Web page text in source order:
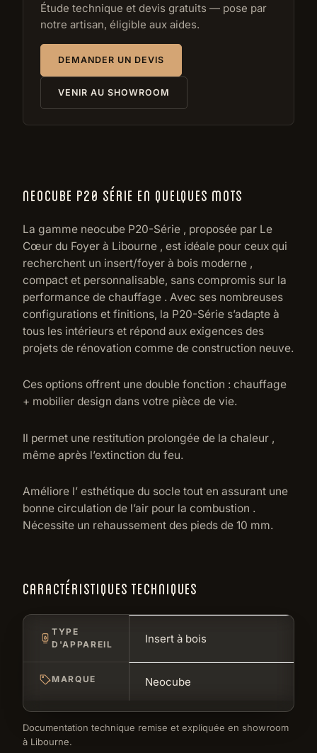
Étude technique et devis gratuits — pose par
notre artisan, éligible aux aides.
DEMANDER UN DEVIS
VENIR AU SHOWROOM
NEOCUBE P20 SÉRIE EN QUELQUES MOTS
La gamme neocube P20-Série , proposée par Le
Cœur du Foyer à Libourne , est idéale pour ceux qui
recherchent un insert/foyer à bois moderne ,
compact et personnalisable, sans compromis sur la
performance de chauffage . Avec ses nombreuses
configurations et finitions, la P20-Série s’adapte à
tous les intérieurs et répond aux exigences des
projets de rénovation comme de construction neuve.
Ces options offrent une double fonction : chauffage
+ mobilier design dans votre pièce de vie.
Il permet une restitution prolongée de la chaleur ,
même après l’extinction du feu.
Améliore l’ esthétique du socle tout en assurant une
bonne circulation de l’air pour la combustion .
Nécessite un rehaussement des pieds de 10 mm.
CARACTÉRISTIQUES TECHNIQUES
TYPE
D'APPAREIL
Insert à bois
MARQUE Neocube
Documentation technique remise et expliquée en showroom
à Libourne.